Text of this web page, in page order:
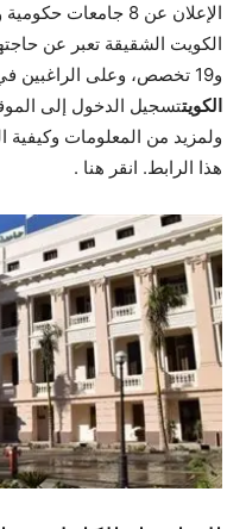
الإعلان عن 8 جامعات حكومية وخاصة.
و19 تخصص، وعلى الراغبين في الحصول على وظائف أن
الكويتتسجيل الدخول إلى
ولمزيد من المعلومات وكيفية
هذا الرابط. انقر هنا .